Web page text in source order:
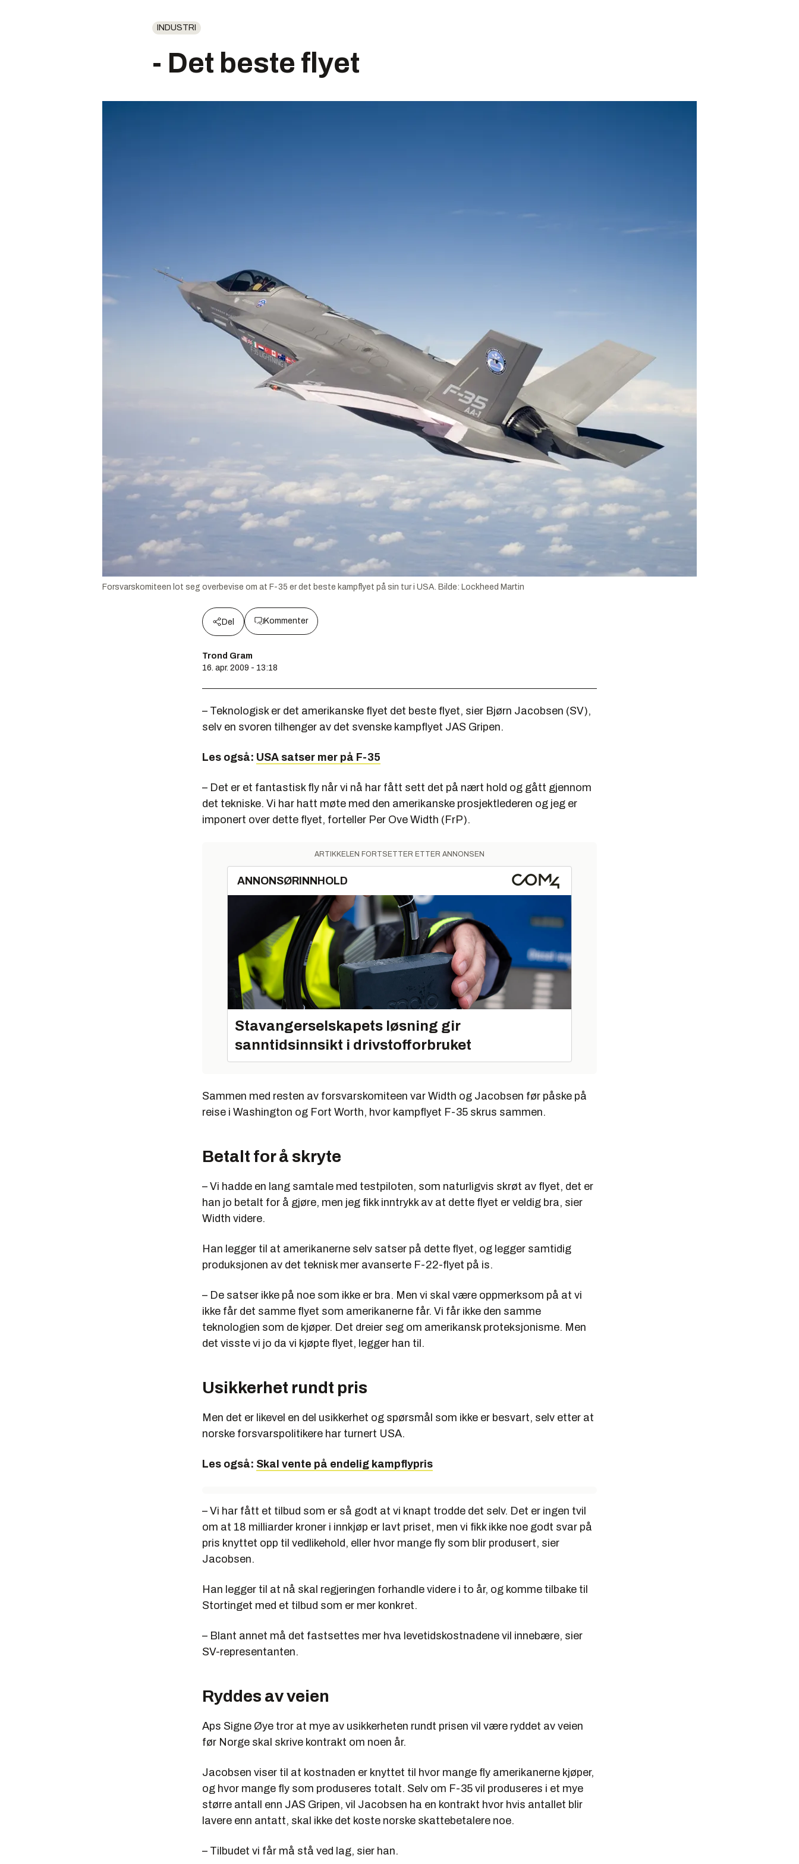
INDUSTRI
- Det beste flyet
Forsvarskomiteen lot seg overbevise om at F-35 er det beste kampflyet på sin tur i USA. Bilde: Lockheed Martin
Del Kommenter
Trond Gram
16. apr. 2009 - 13:18
– Teknologisk er det amerikanske flyet det beste flyet, sier Bjørn Jacobsen (SV),
selv en svoren tilhenger av det svenske kampflyet JAS Gripen.
Les også: USA satser mer på F-35
– Det er et fantastisk fly når vi nå har fått sett det på nært hold og gått gjennom
det tekniske. Vi har hatt møte med den amerikanske prosjektlederen og jeg er
imponert over dette flyet, forteller Per Ove Width (FrP).
ARTIKKELEN FORTSETTER ETTER ANNONSEN
ANNONSØRINNHOLD
Stavangerselskapets løsning gir
sanntidsinnsikt i drivstofforbruket
Sammen med resten av forsvarskomiteen var Width og Jacobsen før påske på
reise i Washington og Fort Worth, hvor kampflyet F-35 skrus sammen.
Betalt for å skryte
– Vi hadde en lang samtale med testpiloten, som naturligvis skrøt av flyet, det er
han jo betalt for å gjøre, men jeg fikk inntrykk av at dette flyet er veldig bra, sier
Width videre.
Han legger til at amerikanerne selv satser på dette flyet, og legger samtidig
produksjonen av det teknisk mer avanserte F-22-flyet på is.
– De satser ikke på noe som ikke er bra. Men vi skal være oppmerksom på at vi
ikke får det samme flyet som amerikanerne får. Vi får ikke den samme
teknologien som de kjøper. Det dreier seg om amerikansk proteksjonisme. Men
det visste vi jo da vi kjøpte flyet, legger han til.
Usikkerhet rundt pris
Men det er likevel en del usikkerhet og spørsmål som ikke er besvart, selv etter at
norske forsvarspolitikere har turnert USA.
Les også: Skal vente på endelig kampflypris
– Vi har fått et tilbud som er så godt at vi knapt trodde det selv. Det er ingen tvil
om at 18 milliarder kroner i innkjøp er lavt priset, men vi fikk ikke noe godt svar på
pris knyttet opp til vedlikehold, eller hvor mange fly som blir produsert, sier
Jacobsen.
Han legger til at nå skal regjeringen forhandle videre i to år, og komme tilbake til
Stortinget med et tilbud som er mer konkret.
– Blant annet må det fastsettes mer hva levetidskostnadene vil innebære, sier
SV-representanten.
Ryddes av veien
Aps Signe Øye tror at mye av usikkerheten rundt prisen vil være ryddet av veien
før Norge skal skrive kontrakt om noen år.
Jacobsen viser til at kostnaden er knyttet til hvor mange fly amerikanerne kjøper,
og hvor mange fly som produseres totalt. Selv om F-35 vil produseres i et mye
større antall enn JAS Gripen, vil Jacobsen ha en kontrakt hvor hvis antallet blir
lavere enn antatt, skal ikke det koste norske skattebetalere noe.
– Tilbudet vi får må stå ved lag, sier han.